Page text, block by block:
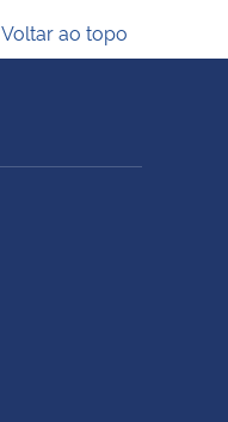
Voltar ao topo